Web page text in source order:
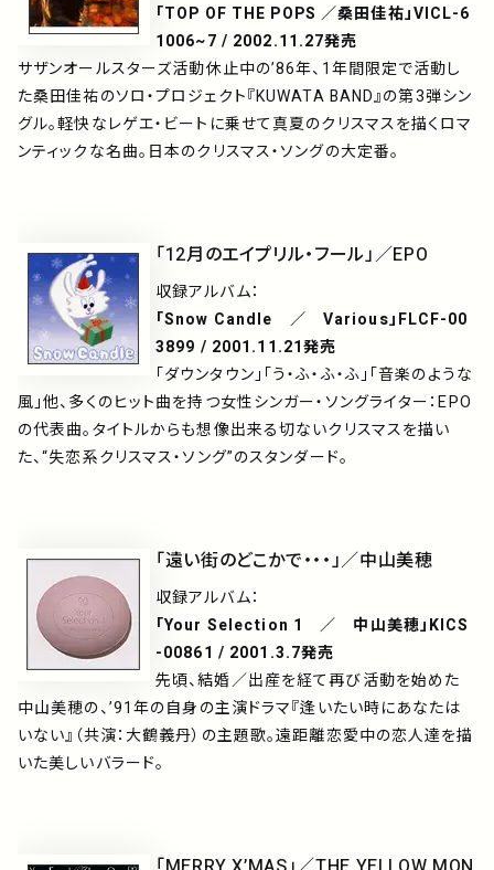
「TOP OF THE POPS ／桑田佳祐」VICL-6
1006~7 / 2002.11.27発売
サザンオールスターズ活動休止中の’86年、1年間限定で活動し
た桑田佳祐のソロ・プロジェクト『KUWATA BAND』の第3弾シン
グル。軽快なレゲエ・ビートに乗せて真夏のクリスマスを描くロマ
ンティックな名曲。日本のクリスマス・ソングの大定番。
「12月のエイプリル・フール」／EPO
収録アルバム：
「Snow Candle ／ Various」FLCF-00
3899 / 2001.11.21発売
「ダウンタウン」「う・ふ・ふ・ふ」「音楽のような
風」他、多くのヒット曲を持つ女性シンガー・ソングライター：EPO
の代表曲。タイトルからも想像出来る切ないクリスマスを描い
た、“失恋系クリスマス・ソング”のスタンダード。
「遠い街のどこかで・・・」／中山美穂
収録アルバム：
「Your Selection 1 ／ 中山美穂」KICS
-00861 / 2001.3.7発売
先頃、結婚／出産を経て再び活動を始めた
中山美穂の、’91年の自身の主演ドラマ『逢いたい時にあなたは
いない』（共演：大鶴義丹）の主題歌。遠距離恋愛中の恋人達を描
いた美しいバラード。